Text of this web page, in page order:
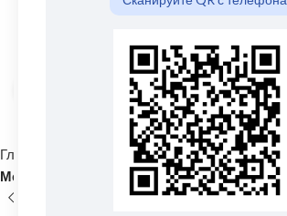
Нажмите, чтобы увеличить
Главная
Кровельные материалы
Металлочерепица и комплектующие